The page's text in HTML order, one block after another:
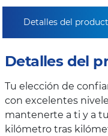
Detalles del
Detalles del
Tu elección de
con excelentes
mantenerte a ti y a
kilómetro tras